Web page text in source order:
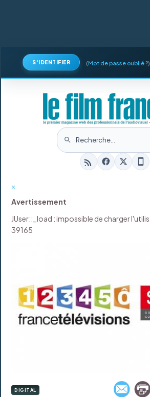
S'IDENTIFIER (Mot de passe oublié ?)
×
Avertissement
JUser::_load : impossible de charger
39165
DIGITAL